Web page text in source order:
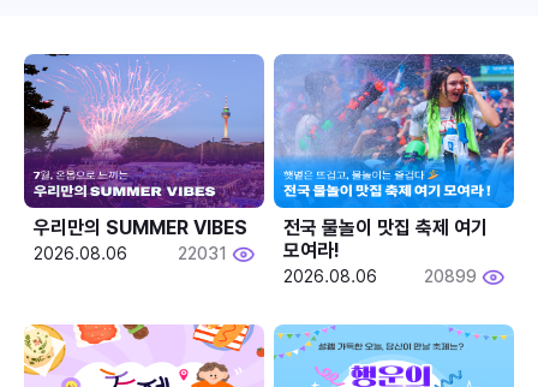
우리만의 SUMMER VIBES
2026.08.06 22031
전국 물놀이 맛집 축제 여기
모여라!
2026.08.06 20899